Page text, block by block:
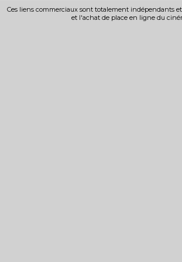
Ces liens commerciaux sont totalement indépendants
et l'achat de place en ligne du